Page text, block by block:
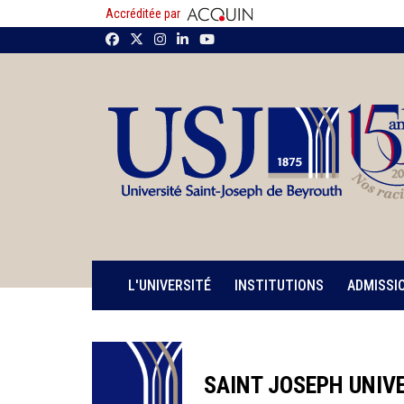
Accréditée par
L'UNIVERSITÉ INSTITUTIONS
SAINT JOSEPH